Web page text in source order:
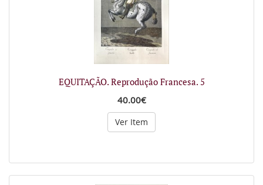
EQUITAÇÃO. Reprodução Francesa. 5
40.00€
Ver Item